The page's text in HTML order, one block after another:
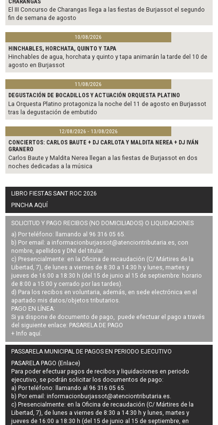
El III Concurso de Charangas llega a las fiestas de Burjassot el segundo
fin de semana de agosto
10/08/2026
HINCHABLES, HORCHATA, QUINTO Y TAPA
Hinchables de agua, horchata y quinto y tapa animarán la tarde del 10 de
agosto en Burjassot
11/08/2026
DEGUSTACIÓN DE BOCADILLOS Y ACTUACIÓN ORQUESTA PLATINO
La Orquesta Platino protagoniza la noche del 11 de agosto en Burjassot
tras la degustación de embutido
12/08/2026 - 13/08/2026
CONCIERTOS: CARLOS BAUTE + DJ CARLOTA Y MALDITA NEREA + DJ IVÁN
GRANERO
Carlos Baute y Maldita Nerea llegan a las fiestas de Burjassot en dos
noches dedicadas a la música
LIBRO FIESTAS SANT ROC 2026
PINCHA AQUÍ
SOLICITUD Y PAGO RECIBOS (NO DOMICILIADOS) O LIQUIDACIONES
a) Por teléfono: llamando al 96 316 05 65.
b) Por email: a informacionburjassot@atenciontributaria.es, con
nombre, apellidos y DNI del titular.
c) Presencialmente: en la Oficina de recaudación (C/ Mártires de la
Libertad, 7), de lunes a viernes de 8:30 a 14:30 h y lunes, martes y
jueves de 16:00 a 18:30 h (del 15 de junio al 15 de septiembre: horario
de 8:00 a 15:00 y cerrado por las tardes).
d) Para los recibos en voluntaria, además, en sede electrónica en el
apartado mis datos/objetos tributarios.
PAGO EN LÍNEA:
Si ya dispone de documento de pago, puede efectuar el pago a través
del siguiente enlace: PASARELA DE PAGO
+ Info aquí.
PASSARELA MUNICIPAL DE PAGOS EN PERIODO EJECUTIVO
PASARELA PAGO (Enlace)
Para poder efectuar pagos derecibos y liquidaciones en periodo
ejecutivo , se podrán solicitar los documentos de pago:
a) Por teléfono: llamando al 96 316 05 65.
b) Por email:informacionburjassot@atenciontributaria.es
c) Presencialmente: en la Oficina de recaudación (C/ Mártires de la
Libertad, 7), de lunes a viernes de 8:30 a 14:30 h y lunes, martes y
jueves de 16:00 a 18:30 h (del 15 de junio al 15 de septiembre, en